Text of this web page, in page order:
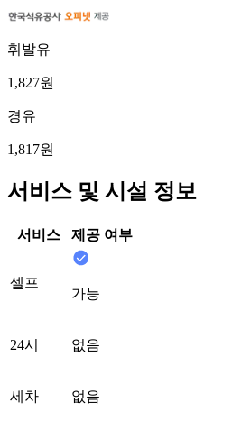
휘발유
1,827원
경유
1,817원
서비스 및 시설 정보
서비스 제공 여부
셀프
가능
24시 없음
세차 없음